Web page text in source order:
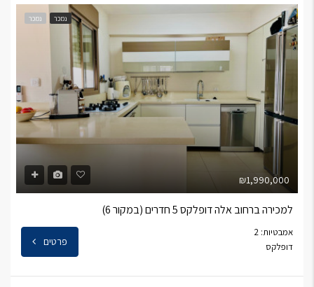
נמכר נמכר
₪1,990,000
למכירה ברחוב אלה דופלקס 5 חדרים (במקור 6)
אמבטיות: 2
דופלקס
פרטים